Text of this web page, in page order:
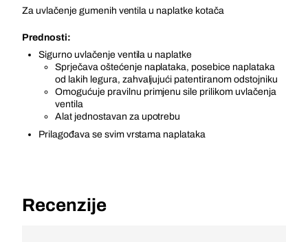
Za uvlačenje gumenih ventila u naplatke kotača
Prednosti:
Sigurno uvlačenje ventila u naplatke
Sprječava oštećenje naplataka, posebice naplataka
od lakih legura, zahvaljujući patentiranom odstojniku
Omogućuje pravilnu primjenu sile prilikom uvlačenja
ventila
Alat jednostavan za upotrebu
Prilagođava se svim vrstama naplataka
Recenzije